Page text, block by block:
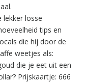
lekker losse
tips en
die hij door de
weetjes als:
die je eet uit een
Prijskaartje: 666